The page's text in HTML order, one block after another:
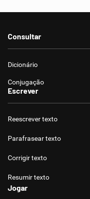
Consultar
Dicionário
Conjugação
Escrever
Reescrever texto
Parafrasear texto
Corrigir texto
Resumir texto
Jogar